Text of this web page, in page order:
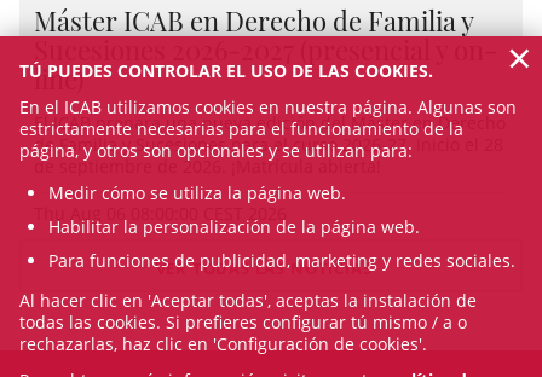
Máster ICAB en Derecho de Familia y
line)
El ICAB prepara una nueva edición del Máster en Derecho
de Familia y Sucesiones para el curso 2026-27. Inicio el 28
de septiembre de 2026. ¡Matrícula abierta!
VER TODAS LAS NOTICIAS
TÚ PUEDES CONTROLAR EL USO DE LAS COOKIES.
En el ICAB utilizamos cookies en nuestra página. Algunas son
estrictamente necesarias para el funcionamiento de la
página, y otros son opcionales y se utilizan para:
Medir cómo se utiliza la página web.
Habilitar la personalización de la página web.
Para funciones de publicidad, marketing y redes sociales.
Al hacer clic en 'Aceptar todas', aceptas la instalación de
todas las cookies. Si prefieres configurar tú mismo / a o
rechazarlas, haz clic en 'Configuración de cookies'.
×